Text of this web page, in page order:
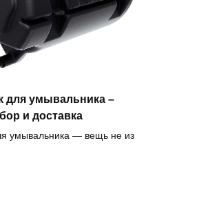
для умывальника –
и доставка
умывальника — вещь не из